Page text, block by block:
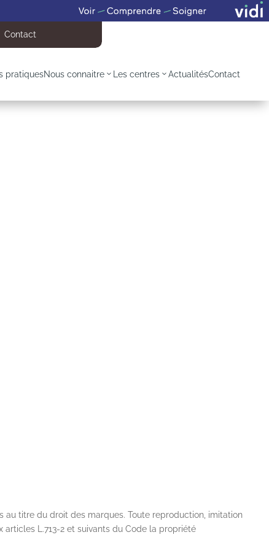
Contact
pratiquesNous connaitre Les centres ActualitésContact
titre du droit des marques. Toute reproduction, imitation
L.713-2 et suivants du Code la propriété